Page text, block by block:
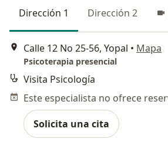
Dirección 1 Dirección 2
Calle 12 No 25-56, Yopal • Mapa
Psicoterapia presencial
Visita Psicología
Solicita una cita